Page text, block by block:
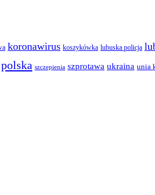
koronawirus koszykówka lubuska policja
szczepienia szprotawa ukraina unia